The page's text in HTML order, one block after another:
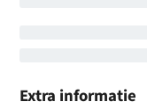
Extra informatie